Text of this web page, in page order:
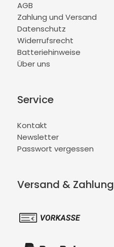
AGB
Zahlung und Versand
Datenschutz
Widerrufsrecht
Batteriehinweise
Über uns
Service
Kontakt
Newsletter
Passwort vergessen
Versand & Zahlung